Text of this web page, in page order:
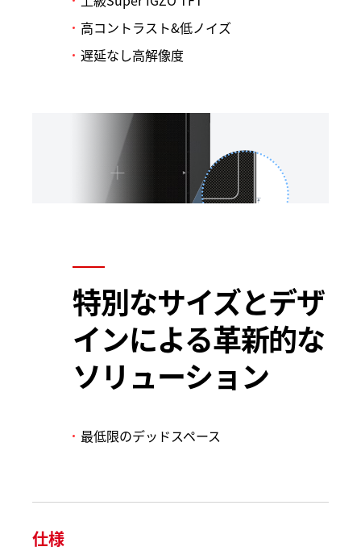
高コントラスト&低ノイズ
遅延なし高解像度
特別なサイズとデザ
インによる革新的な
ソリューション
最低限のデッドスペース
仕様